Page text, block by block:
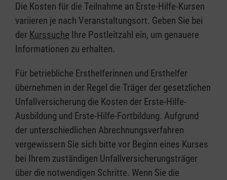
Die Kosten für die Teilnahme an Erste-Hilfe-Kursen
variieren je nach Veranstaltungsort. Geben Sie bei
der Kurssuche Ihre Postleitzahl ein, um genauere
Informationen zu erhalten.
Für betriebliche Ersthelferinnen und Ersthelfer
übernehmen in der Regel die Träger der gesetzlichen
Unfallversicherung die Kosten der Erste-Hilfe-
Ausbildung und Erste-Hilfe-Fortbildung. Aufgrund
der unterschiedlichen Abrechnungsverfahren
vergewissern Sie sich bitte vor Beginn eines Kurses
bei Ihrem zuständigen Unfallversicherungsträger
über die notwendigen Schritte. Wenn Sie die